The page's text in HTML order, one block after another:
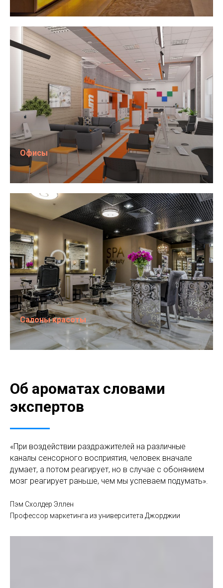
Офисы
Салоны красоты
Об ароматах словами
экспертов
«При воздействии раздражителей на различные
каналы сенсорного восприятия, человек вначале
думает, а потом реагирует, но в случае с обонянием
мозг реагирует раньше, чем мы успеваем подумать».
Пэм Схолдер Эллен
Профессор маркетинга из университета Джорджии